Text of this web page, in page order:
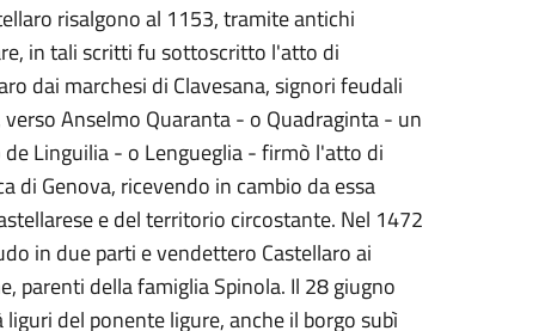
risalgono al 1153, tramite antichi
in tali scritti fu sottoscritto l'atto di
dai marchesi di Clavesana, signori feudali
Anselmo Quaranta - o Quadraginta - un
Linguilia - o Lengueglia - firmò l'atto di
di Genova, ricevendo in cambio da essa
e del territorio circostante. Nel 1472
in due parti e vendettero Castellaro ai
parenti della famiglia Spinola. Il 28 giugno
del ponente ligure, anche il borgo subì